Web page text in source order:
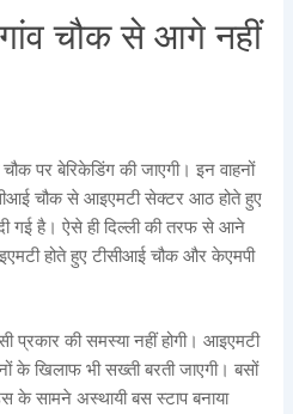
चौक से आगे नहीं
पर बेरिकेडिंग की जाएगी। इन वाहनों
चौक से आइएमटी सेक्टर आठ होते हुए
गई है। ऐसे ही दिल्ली की तरफ से आने
होते हुए टीसीआई चौक और केएमपी
प्रकार की समस्या नहीं होगी। आइएमटी
के खिलाफ भी सख्ती बरती जाएगी। बसों
के सामने अस्थायी बस स्टाप बनाया